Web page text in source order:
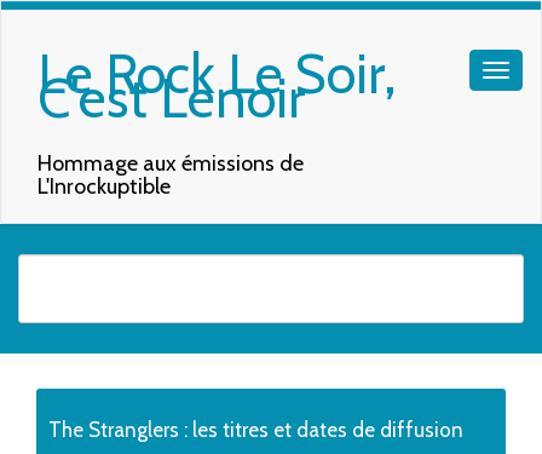
Le Rock Le Soir,
C'est Lenoir
Hommage aux émissions de
L'Inrockuptible
The Stranglers : les titres et dates de diffusion